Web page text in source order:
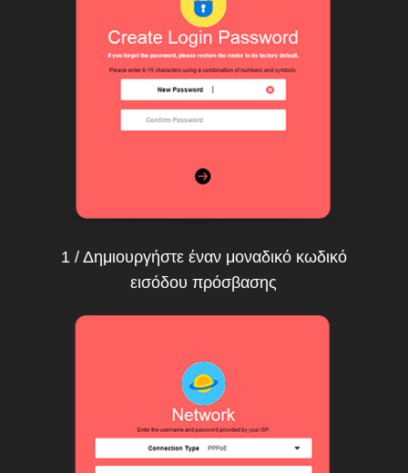
1 / Δημιουργήστε έναν μοναδικό κωδικό
εισόδου πρόσβασης